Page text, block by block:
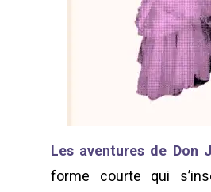
Les aventures de Don
forme courte qui